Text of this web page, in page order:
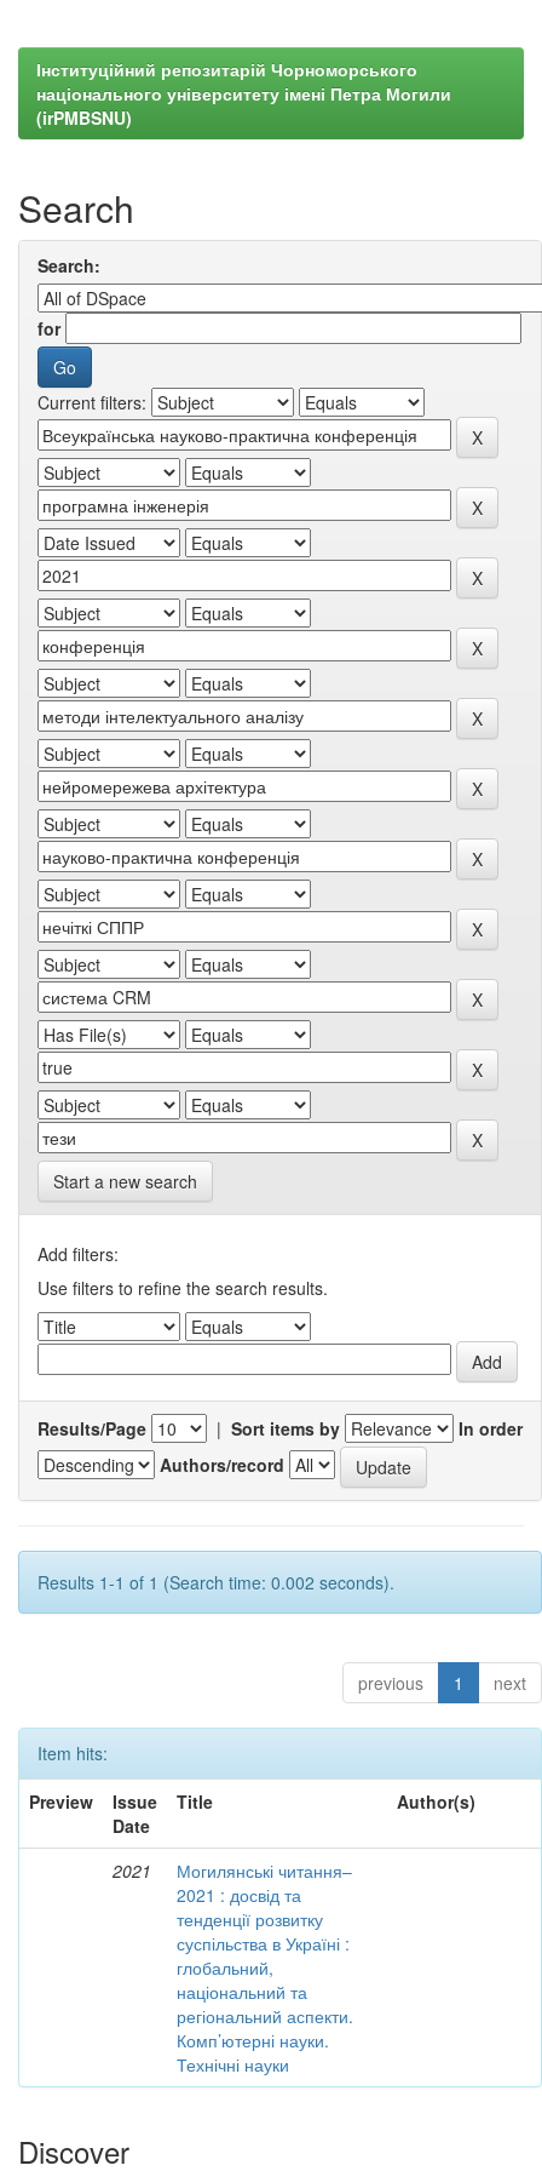
Інституційний репозитарій Чорноморського
національного університету імені Петра Могили
(irPMBSNU)
Search
Search:
for
Current filters:
Start a new search
Add filters:
Use filters to refine the search results.
Results/Page | Sort items by
In order
Authors/record
Results 1-1 of 1 (Search time: 0.002 seconds).
previous 1 next
Item hits:
Preview
Issue
Date
Title Author(s)
2021
Могилянські читання–
2021 : досвід та
тенденції розвитку
суспільства в Україні :
глобальний,
національний та
регіональний аспекти.
Комп’ютерні науки.
Технічні науки
Discover